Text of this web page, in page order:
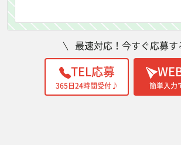
最速対応！今すぐ応募す
簡単入力
TEL応募
365日24時間受付♪